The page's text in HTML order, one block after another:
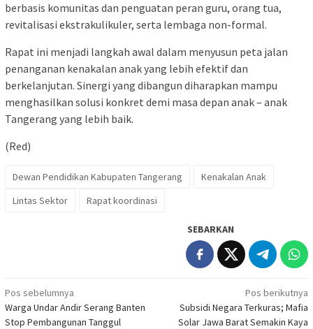
berbasis komunitas dan penguatan peran guru, orang tua,
revitalisasi ekstrakulikuler, serta lembaga non-formal.
Rapat ini menjadi langkah awal dalam menyusun peta jalan
penanganan kenakalan anak yang lebih efektif dan
berkelanjutan. Sinergi yang dibangun diharapkan mampu
menghasilkan solusi konkret demi masa depan anak – anak
Tangerang yang lebih baik.
(Red)
Dewan Pendidikan Kabupaten Tangerang
Kenakalan Anak
Lintas Sektor
Rapat koordinasi
SEBARKAN
Navigasi
pos
Pos sebelumnya
Warga Undar Andir Serang Banten
Stop Pembangunan Tanggul
Pos berikutnya
Subsidi Negara Terkuras; Mafia
Solar Jawa Barat Semakin Kaya